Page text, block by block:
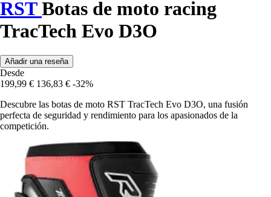
RSTBotas de moto racing
TracTech Evo D3O
Añadir una reseña
Desde
199,99 € 136,83 € -32%
Descubre las botas de moto RST TracTech Evo D3O, una fusión
perfecta de seguridad y rendimiento para los apasionados de la
competición.